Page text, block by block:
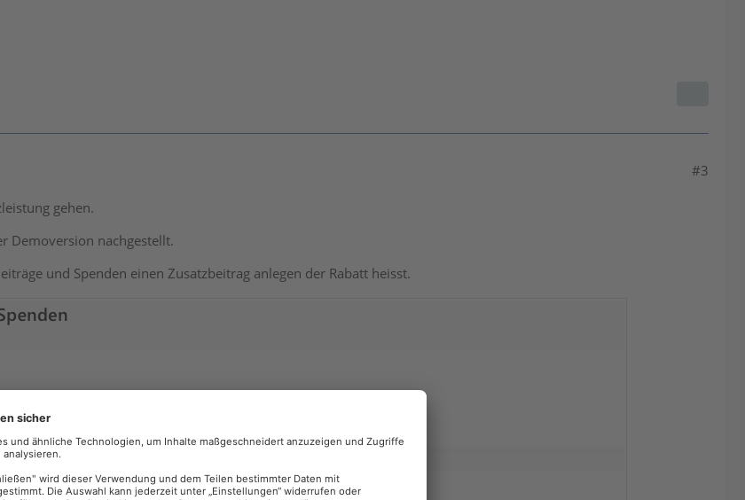
#3
gehen.
Demoversion nachgestellt.
und Spenden einen Zusatzbeitrag anlegen der Rabatt heisst.